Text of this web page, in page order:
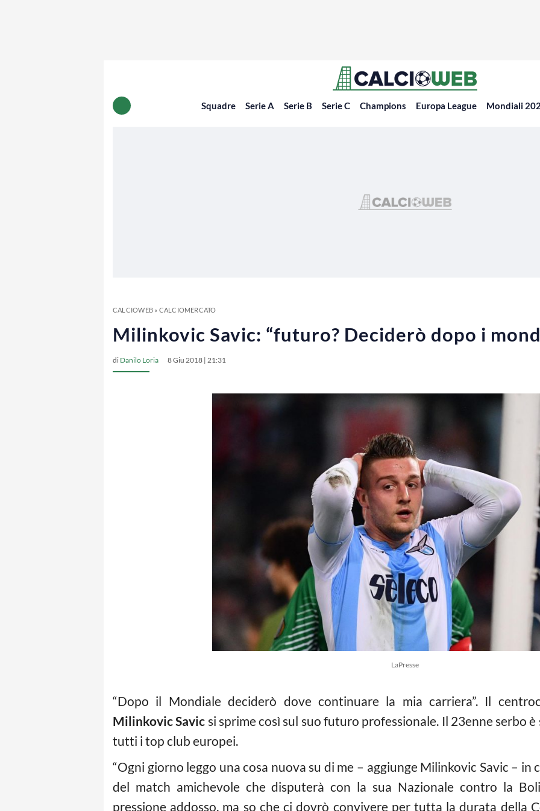
Squadre Serie A Serie B Serie C Champions Europa League Mondiali
CALCIOWEB» CALCIOMERCATO
Milinkovic Savic: “futuro? Deciderò dopo i
di Danilo Loria 8 Giu 2018 | 21:31
LaPresse
“Dopo il Mondiale deciderò dove continuare la mia carriera”. Il
Milinkovic Savic si sprime così sul suo futuro professionale. Il 23enne serbo
tutti i top club europei.
“Ogni giorno leggo una cosa nuova su di me – aggiunge Milinkovic Savic – in
del match amichevole che disputerà con la sua Nazionale contro la
pressione addosso, ma so che ci dovrò convivere per tutta la durata della